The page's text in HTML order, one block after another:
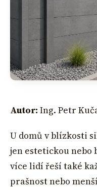
Autor: Ing. Petr
U domů v blízkosti
jen estetickou nebo
více lidí řeší také
prašnost nebo